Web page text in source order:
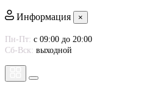
Информация ×
Пн-Пт: с 09:00 до 20:00
Сб-Вск: выходной